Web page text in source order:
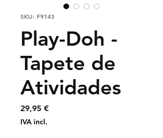
SKU: F9143
Play-Doh -
Tapete de
Atividades
29,95 €Preço
IVA incl.